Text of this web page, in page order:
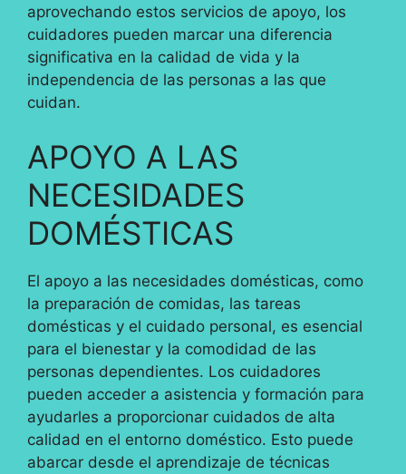
aprovechando estos servicios de apoyo, los
cuidadores pueden marcar una diferencia
significativa en la calidad de vida y la
independencia de las personas a las que
cuidan.
APOYO A LAS
NECESIDADES
DOMÉSTICAS
El apoyo a las necesidades domésticas, como
la preparación de comidas, las tareas
domésticas y el cuidado personal, es esencial
para el bienestar y la comodidad de las
personas dependientes. Los cuidadores
pueden acceder a asistencia y formación para
ayudarles a proporcionar cuidados de alta
calidad en el entorno doméstico. Esto puede
abarcar desde el aprendizaje de técnicas